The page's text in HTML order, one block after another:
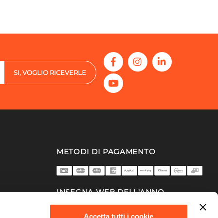
Accetta tutti i cookie
SI, VOGLIO RICEVERLE
METODI DI PAGAMENTO
INSEGNA WEB DELL'ANNO